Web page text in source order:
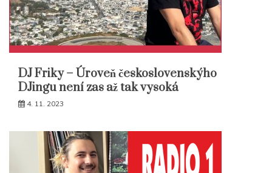
DJ Friky – Úroveň československýho
DJingu není zas až tak vysoká
4. 11. 2023